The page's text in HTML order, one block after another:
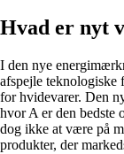
Hvad er nyt
I den nye
afspejle teknologiske
for hvidevarer. Den
hvor A er den bedste
dog ikke at være på
produkter, der